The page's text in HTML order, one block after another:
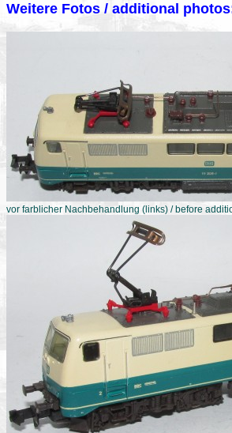
Weitere Fotos / additional
vor farblicher Nachbehandlung (links) / before